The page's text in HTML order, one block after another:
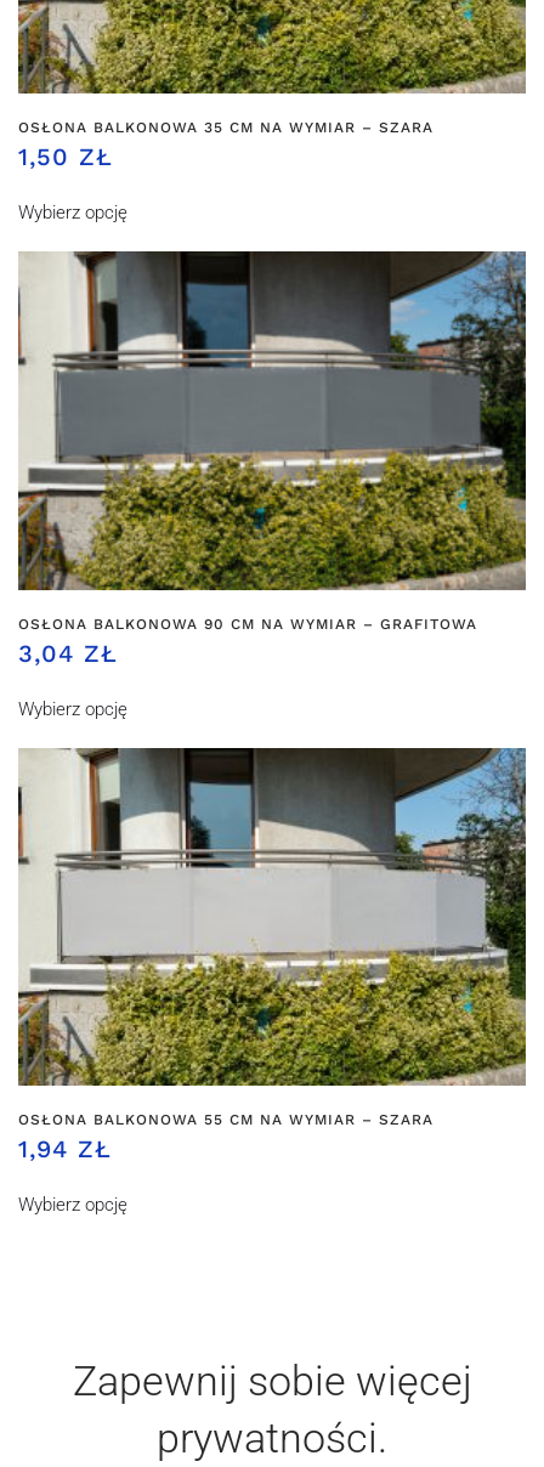
OSŁONA BALKONOWA 35 CM NA WYMIAR – SZARA
1,50 ZŁ
Wybierz opcję
OSŁONA BALKONOWA 90 CM NA WYMIAR – GRAFITOWA
3,04 ZŁ
Wybierz opcję
OSŁONA BALKONOWA 55 CM NA WYMIAR – SZARA
1,94 ZŁ
Wybierz opcję
Zapewnij sobie więcej
prywatności.